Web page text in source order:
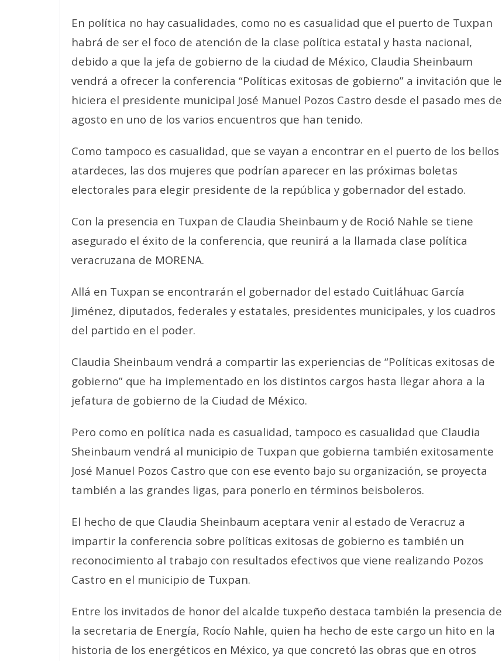
En política no hay casualidades, como no es casualidad que el puerto de Tuxpan
habrá de ser el foco de atención de la clase política estatal y hasta nacional,
debido a que la jefa de gobierno de la ciudad de México, Claudia Sheinbaum
vendrá a ofrecer la conferencia “Políticas exitosas de gobierno” a invitación que le
hiciera el presidente municipal José Manuel Pozos Castro desde el pasado mes de
agosto en uno de los varios encuentros que han tenido.
Como tampoco es casualidad, que se vayan a encontrar en el puerto de los bellos
atardeces, las dos mujeres que podrían aparecer en las próximas boletas
electorales para elegir presidente de la república y gobernador del estado.
Con la presencia en Tuxpan de Claudia Sheinbaum y de Roció Nahle se tiene
asegurado el éxito de la conferencia, que reunirá a la llamada clase política
veracruzana de MORENA.
Allá en Tuxpan se encontrarán el gobernador del estado Cuitláhuac García
Jiménez, diputados, federales y estatales, presidentes municipales, y los cuadros
del partido en el poder.
Claudia Sheinbaum vendrá a compartir las experiencias de “Políticas exitosas de
gobierno” que ha implementado en los distintos cargos hasta llegar ahora a la
jefatura de gobierno de la Ciudad de México.
Pero como en política nada es casualidad, tampoco es casualidad que Claudia
Sheinbaum vendrá al municipio de Tuxpan que gobierna también exitosamente
José Manuel Pozos Castro que con ese evento bajo su organización, se proyecta
también a las grandes ligas, para ponerlo en términos beisboleros.
El hecho de que Claudia Sheinbaum aceptara venir al estado de Veracruz a
impartir la conferencia sobre políticas exitosas de gobierno es también un
reconocimiento al trabajo con resultados efectivos que viene realizando Pozos
Castro en el municipio de Tuxpan.
Entre los invitados de honor del alcalde tuxpeño destaca también la presencia de
la secretaria de Energía, Rocío Nahle, quien ha hecho de este cargo un hito en la
historia de los energéticos en México, ya que concretó las obras que en otros